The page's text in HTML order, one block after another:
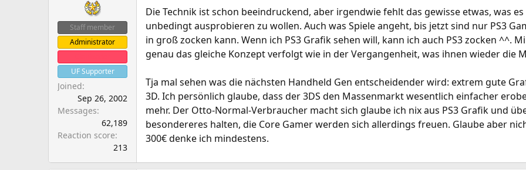
Staff member
Administrator
UF Supporter
Joined
Sep 26, 2002
Messages
62,189
Reaction score
213
Die Technik ist schon beeindruckend, aber irgendwie fehlt das gewisse etwas, was
unbedingt ausprobieren zu wollen. Auch was Spiele angeht, bis jetzt sind nur PS3
in groß zocken kann. Wenn ich PS3 Grafik sehen will, kann ich auch PS3 zocken ^^.
genau das gleiche Konzept verfolgt wie in der Vergangenheit, was ihnen wieder die
Tja mal sehen was die nächsten Handheld Gen entscheidender wird: extrem gute
3D. Ich persönlich glaube, dass der 3DS den Massenmarkt wesentlich einfacher
mehr. Der Otto-Normal-Verbraucher macht sich glaube ich nix aus PS3 Grafik und
besondereres halten, die Core Gamer werden sich allerdings freuen. Glaube aber
300€ denke ich mindestens.